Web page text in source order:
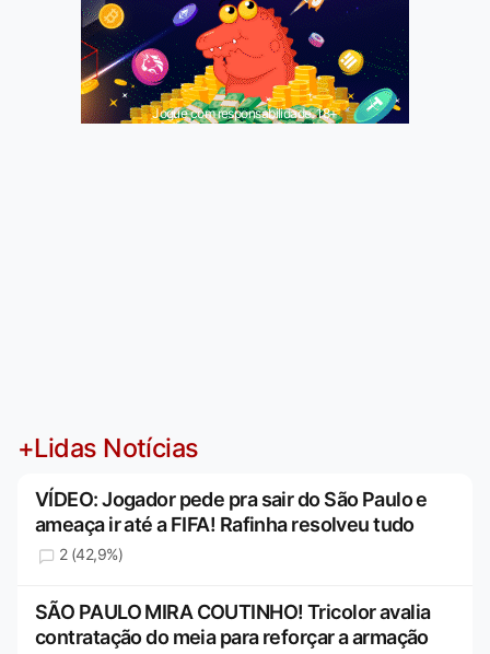
Jogue com responsabilidade. 18+
+Lidas Notícias
VÍDEO: Jogador pede pra sair do São Paulo e
ameaça ir até a FIFA! Rafinha resolveu tudo
2 (42,9%)
SÃO PAULO MIRA COUTINHO! Tricolor avalia
contratação do meia para reforçar a armação